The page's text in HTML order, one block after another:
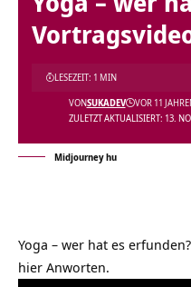
ZULETZT AKTUALISIERT: 13.
VONSUKADEV VOR 11
LESEZEIT: 1 MIN
Midjourney hu
Yoga – wer hat es erfunden?
hier Anworten.